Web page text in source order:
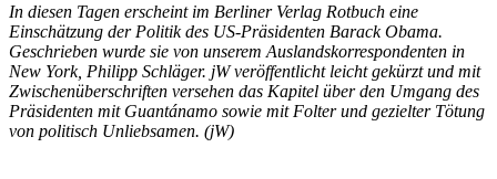
In diesen Tagen erscheint im Berliner Verlag Rotbuch eine
Einschätzung der Politik des US-Präsidenten Barack Obama.
Geschrieben wurde sie von unserem Auslandskorrespondenten in
New York, Philipp Schläger. jW veröffentlicht leicht gekürzt und mit
Zwischenüberschriften versehen das Kapitel über den Umgang des
Präsidenten mit Guantánamo sowie mit Folter und gezielter Tötung
von politisch Unliebsamen. (jW)